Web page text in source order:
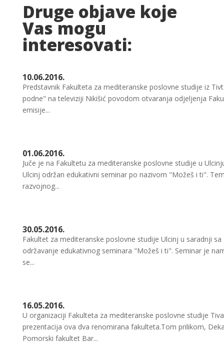
Druge objave koje
Vas mogu
interesovati:
10.06.2016.
Predstavnik Fakulteta za mediteranske poslovne studije iz
podne" na televiziji Nikišić povodom otvaranja odjeljenja
emisije...
01.06.2016.
Juče je na Fakultetu za mediteranske poslovne studije u
Ulcinj održan edukativni seminar po nazivom "Možeš i ti".
razvojnog...
30.05.2016.
Fakultet za mediteranske poslovne studije Ulcinj u saradnji
održavanje edukativnog seminara "Možeš i ti". Seminar je
se...
16.05.2016.
U organizaciji Fakulteta za mediteranske poslovne studije
prezentacija ova dva renomirana fakulteta.Tom prilikom,
Pomorski fakultet Bar...